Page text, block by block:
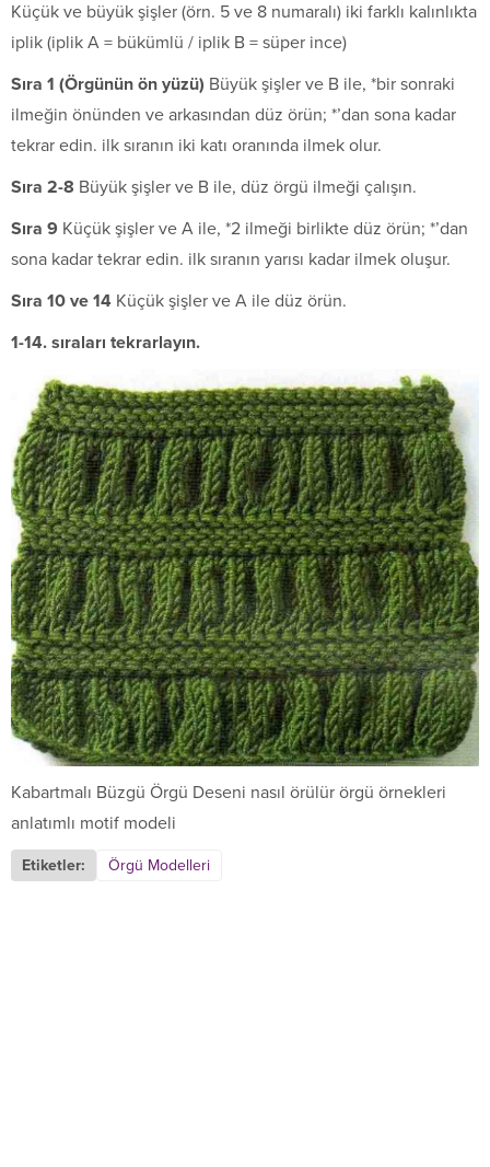
Küçük ve büyük şişler (örn. 5 ve 8 numaralı) iki farklı kalınlıkta
iplik (iplik A = bükümlü / iplik B = süper ince)
Sıra 1 (Örgünün ön yüzü) Büyük şişler ve B ile, *bir sonraki
ilmeğin önünden ve arkasından düz örün; *’dan sona kadar
tekrar edin. ilk sıranın iki katı oranında ilmek olur.
Sıra 2-8 Büyük şişler ve B ile, düz örgü ilmeği çalışın.
Sıra 9 Küçük şişler ve A ile, *2 ilmeği birlikte düz örün; *’dan
sona kadar tekrar edin. ilk sıranın yarısı kadar ilmek oluşur.
Sıra 10 ve 14 Küçük şişler ve A ile düz örün.
1-14. sıraları tekrarlayın.
Kabartmalı Büzgü Örgü Deseni nasıl örülür örgü örnekleri
anlatımlı motif modeli
Etiketler: Örgü Modelleri